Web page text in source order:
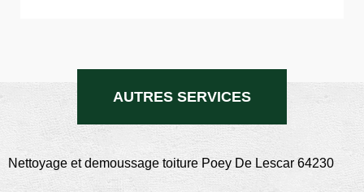
AUTRES SERVICES
Nettoyage et demoussage toiture Poey De Lescar 64230